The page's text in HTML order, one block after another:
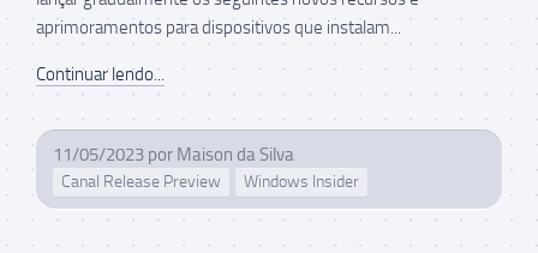
aprimoramentos para dispositivos que instalam...
Continuar lendo...
11/05/2023 por Maison da Silva
Canal Release Preview Windows Insider